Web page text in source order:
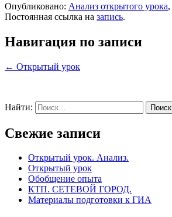
Опубликовано: Анализ открытого урока,
Постоянная ссылка на запись.
Навигация по записи
← Открытый урок
Найти:
Свежие записи
Открытый урок. Анализ.
Открытый урок
Обобщение опыта
КТП. СЕТЕВОЙ ГОРОД.
Материалы подготовки к ГИА